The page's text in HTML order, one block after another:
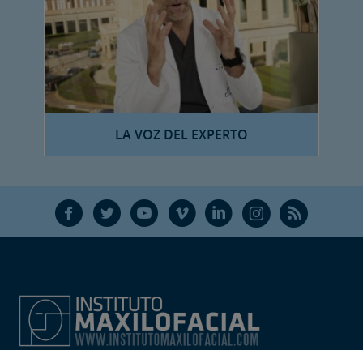
LA VOZ DEL EXPERTO
F T Y V L Ñ R